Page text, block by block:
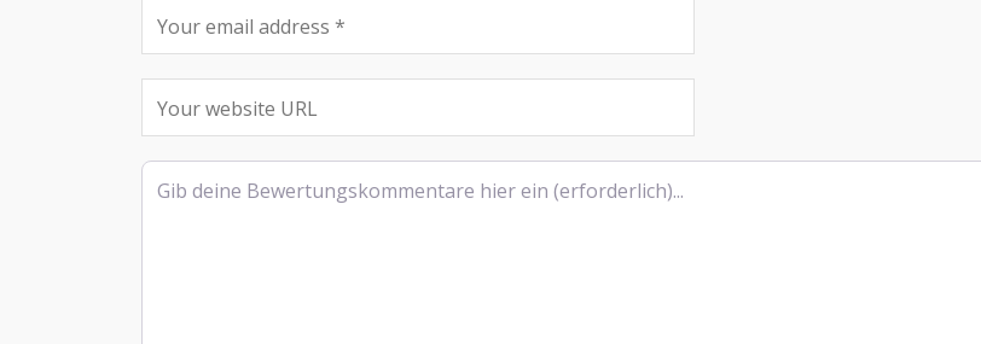
Rezensionstext